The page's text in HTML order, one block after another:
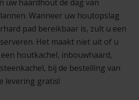
uw haardhout de dag van
Wanneer uw houtopslag
pad bereikbaar is, zult u een
Het maakt niet uit of u
houtkachel, inbouwhaard,
bij de bestelling van
levering gratis!